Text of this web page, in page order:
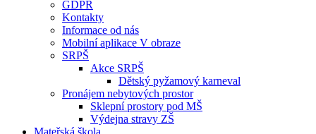
GDPR
Kontakty
Informace od nás
Mobilní aplikace V obraze
SRPŠ
Akce SRPŠ
Dětský pyžamový karneval
Pronájem nebytových prostor
Sklepní prostory pod MŠ
Výdejna stravy ZŠ
Mateřská škola